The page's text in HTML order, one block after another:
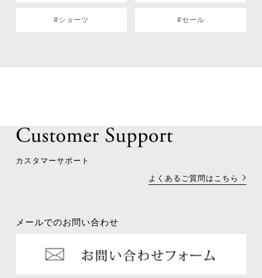
#ショーツ #セール
カスタマーサポート
よくあるご質問はこちら
メールでのお問い合わせ